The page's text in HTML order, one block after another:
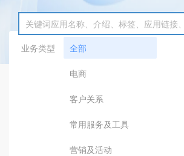
业务类型
全部
电商
客户关系
常用服务及工具
营销及活动